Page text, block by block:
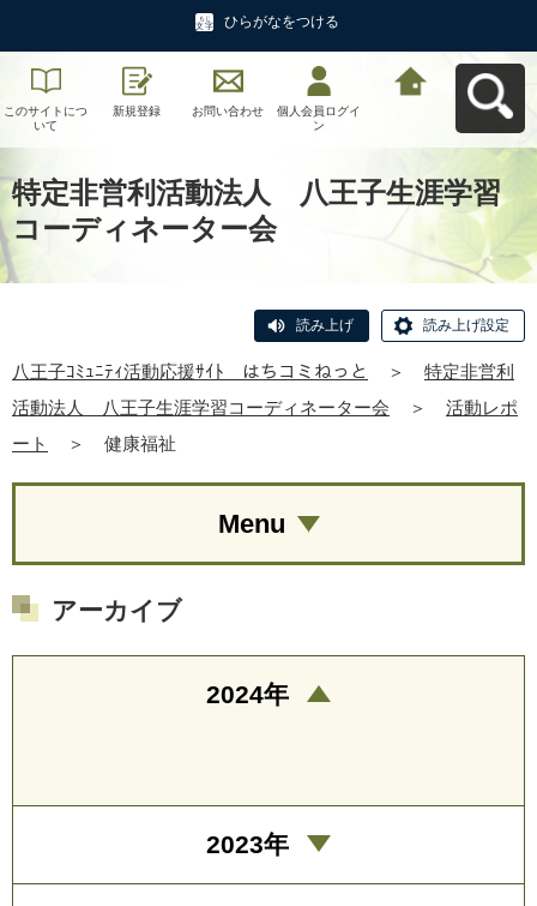
ひらがなをつける
このサイトにつ
いて
新規登録 お問い合わせ
個人会員ログイ
ン
特定非営利活動法人 八王子生涯学習
コーディネーター会
読み上げ 読み上げ設定
八王子ｺﾐｭﾆﾃｨ活動応援ｻｲﾄ はちコミねっと ＞
特定非営利
活動法人 八王子生涯学習コーディネーター会
＞
活動レポ
ート
＞ 健康福祉
Menu
アーカイブ
2024年
2023年